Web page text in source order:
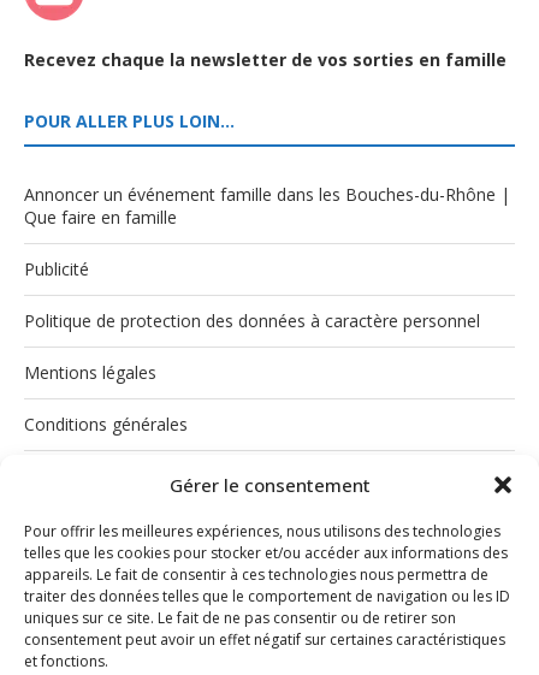
Gérer le consentement
Pour offrir les meilleures expériences, nous utilisons des technologies
telles que les cookies pour stocker et/ou accéder aux informations des
appareils. Le fait de consentir à ces technologies nous permettra de
traiter des données telles que le comportement de navigation ou les ID
uniques sur ce site. Le fait de ne pas consentir ou de retirer son
consentement peut avoir un effet négatif sur certaines caractéristiques
et fonctions.
Recevez chaque la newsletter de vos sorties en famille
POUR ALLER PLUS LOIN…
Annoncer un événement famille dans les Bouches-du-Rhône |
Que faire en famille
Publicité
Politique de protection des données à caractère personnel
Mentions légales
Conditions générales
Politique de cookies (UE)